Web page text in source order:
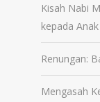
Kisah Nabi
kepada
Renungan:
Mengasah